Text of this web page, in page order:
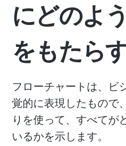
にどのよ
をもたら
フローチャートは、ビ
覚的に表現したもので
りを使って、すべてが
いるかを示します。